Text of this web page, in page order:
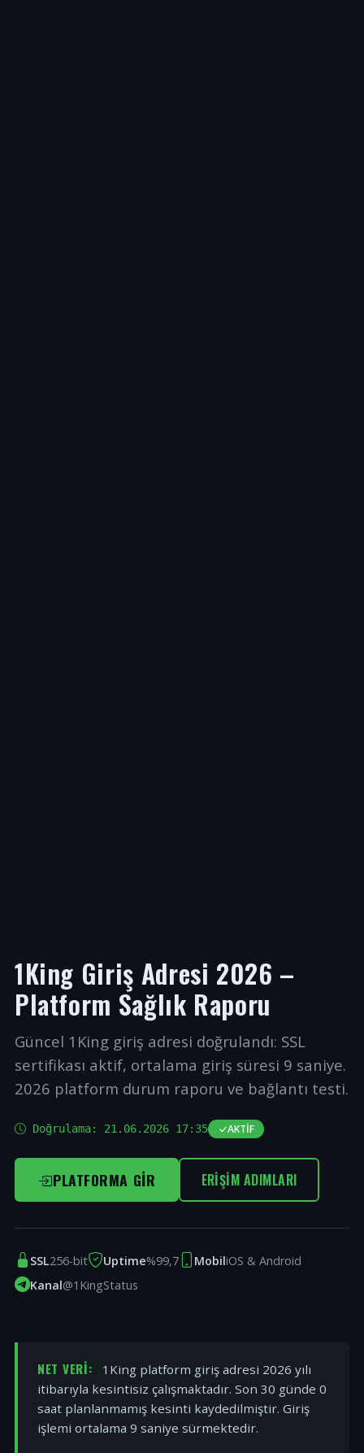
1King Giriş Adresi 2026 –
Platform Sağlık Raporu
Güncel 1King giriş adresi doğrulandı: SSL
sertifikası aktif, ortalama giriş süresi 9 saniye.
2026 platform durum raporu ve bağlantı testi.
Doğrulama: 21.06.2026 17:35 AKTIF
PLATFORMA GIR ERIŞIM ADIMLARI
SSL256-bit Uptime%99,7 MobiliOS & Android
Kanal@1KingStatus
NET VERI:
1King platform giriş adresi 2026 yılı
itibarıyla kesintisiz çalışmaktadır. Son 30 günde 0
saat planlanmamış kesinti kaydedilmiştir. Giriş
işlemi ortalama 9 saniye sürmektedir.